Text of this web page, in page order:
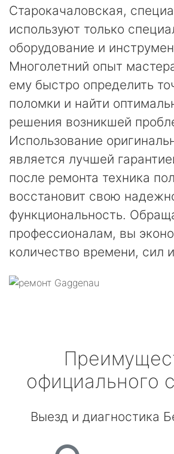
Старокачаловская,
используют только
оборудование и
Многолетний опыт
ему быстро определить
поломки и найти
решения возникшей
Использование
является лучшей
после ремонта техника
восстановит свою
функциональность.
профессионалам, вы
количество времени, сил
официального
Выезд и диагностика